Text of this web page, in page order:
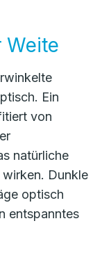
Weite
Ein
von
natürliche
Dunkle
optisch
entspanntes